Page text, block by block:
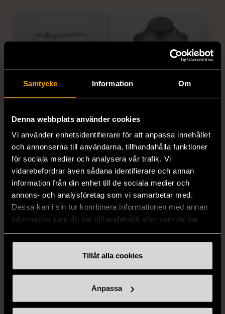
Samtycke Information Om
Denna webbplats använder cookies
Vi använder enhetsidentifierare för att anpassa innehållet
och annonserna till användarna, tillhandahålla funktioner
för sociala medier och analysera vår trafik. Vi
vidarebefordrar även sådana identifierare och annan
information från din enhet till de sociala medier och
annons- och analysföretag som vi samarbetar med.
Dessa kan i sin tur kombinera informationen med annan
information som du har tillhandahållit eller som de har
Tillåt alla cookies
Anpassa
Edblad - Glow - Armband
Mycket gott skick
129 kr
Dyrberg/Kern - Delise -
Halsband med
blomformat hänge
Mycket gott skick
249 kr